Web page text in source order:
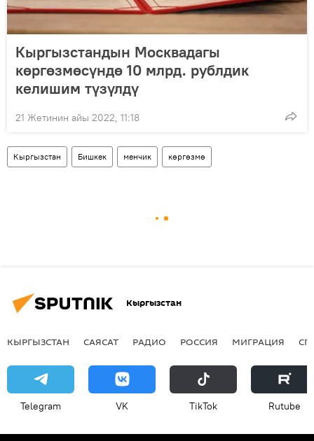
Кыргызстандын Москвадагы
көргөзмөсүндө 10 млрд. рублдик
келишим түзүлдү
21 Жетинин айы 2022, 11:18
Кыргызстан Бишкек менчик көргөзмө
Кыргызстан
КЫРГЫЗСТАН САЯСАТ РАДИО РОССИЯ МИГРАЦИЯ
Telegram VK ТikТоk Rutube